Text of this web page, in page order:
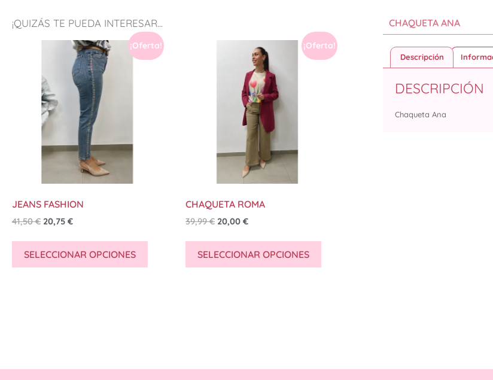
¡QUIZÁS TE PUEDA INTERESAR...
¡Oferta!
JEANS FASHION
41,50€ 20,75 €
SELECCIONAR OPCIONES
¡Oferta!
CHAQUETA ROMA
39,99€ 20,00 €
SELECCIONAR OPCIONES
CHAQUETA ANA
Descripción
DESCRIPCIÓN
Chaqueta Ana